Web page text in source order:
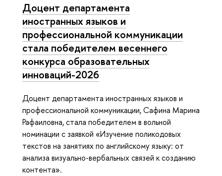
Доцент департамента
иностранных языков и
профессиональной коммуникации
стала победителем весеннего
конкурса образовательных
инноваций-2026
Доцент департамента иностранных языков и
профессиональной коммуникации, Сафина Марина
Рафаиловна, стала победителем в вольной
номинации с заявкой «Изучение поликодовых
текстов на занятиях по английскому языку: от
анализа визуально-вербальных связей к созданию
контента».